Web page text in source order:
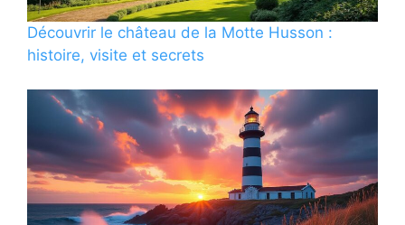
Découvrir le château de la Motte Husson :
histoire, visite et secrets